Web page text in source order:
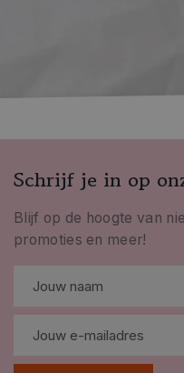
Schrijf je in op
Blijf op de hoogte van
promoties en meer!